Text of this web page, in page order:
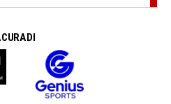
DI